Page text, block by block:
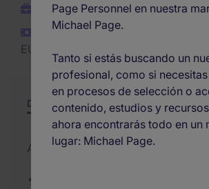
Permanente
EUR32.000 -
EUR38.500 por año
Descripción Resumen Otras ofertas
Added 06/07/2026
Page Personnel en nuestra
Michael Page.
Tanto si estás buscando un
profesional, como si
en procesos de selección o
contenido, estudios y
ahora encontrarás todo en un
lugar: Michael Page.